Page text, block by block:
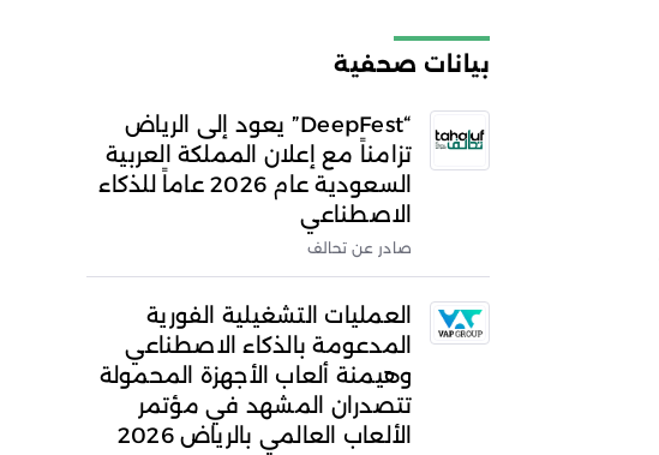
بيانات صحفية
“DeepFest” يعود إلى الرياض
تزامناً مع إعلان المملكة العربية
السعودية عام 2026 عاماً للذكاء
الاصطناعي
صادر عن تحالف
العمليات التشغيلية الفورية
المدعومة بالذكاء الاصطناعي
وهيمنة ألعاب الأجهزة المحمولة
تتصدران المشهد في مؤتمر
الألعاب العالمي بالرياض 2026